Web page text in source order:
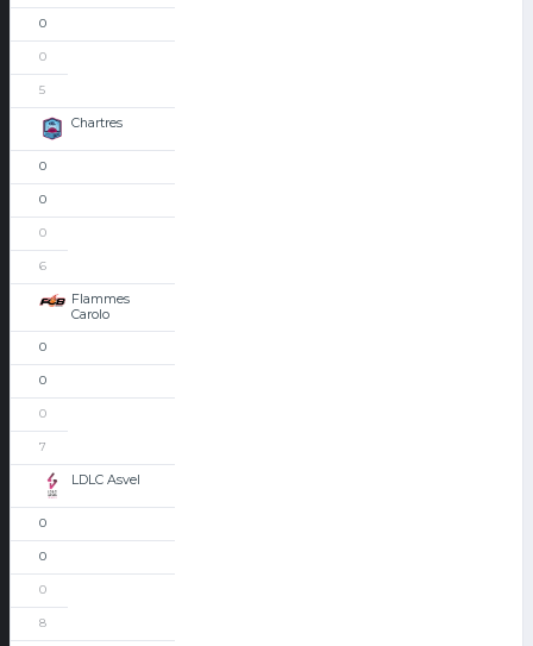
0
0
5
Chartres
0
0
0
6
Flammes
Carolo
0
0
0
7
LDLC Asvel
0
0
0
8